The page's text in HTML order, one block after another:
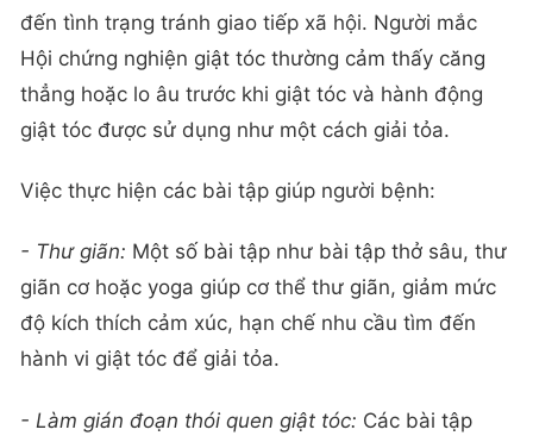
đến tình trạng tránh giao tiếp xã hội. Người mắc
Hội chứng nghiện giật tóc thường cảm thấy căng
thẳng hoặc lo âu trước khi giật tóc và hành động
giật tóc được sử dụng như một cách giải tỏa.
Việc thực hiện các bài tập giúp người bệnh:
- Thư giãn: Một số bài tập như bài tập thở sâu, thư
giãn cơ hoặc yoga giúp cơ thể thư giãn, giảm mức
độ kích thích cảm xúc, hạn chế nhu cầu tìm đến
hành vi giật tóc để giải tỏa.
- Làm gián đoạn thói quen giật tóc: Các bài tập